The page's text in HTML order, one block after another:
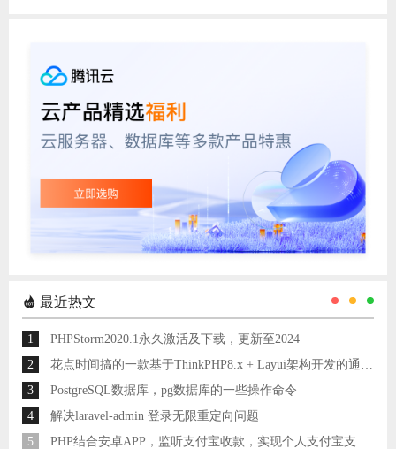
最近热文
1
PHPStorm2020.1永久激活及下载，更新至2024
2
3
PostgreSQL数据库，pg数据库的一些操作命令
4
解决laravel-admin 登录无限重定向问题
5